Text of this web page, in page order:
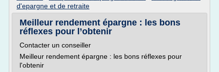
d'epargne et de retraite
Meilleur rendement épargne : les bons
réflexes pour l’obtenir
Contacter un conseiller
Meilleur rendement épargne : les bons réflexes pour
l'obtenir